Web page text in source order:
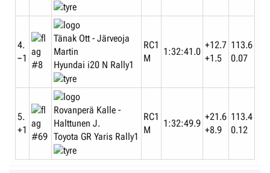
4.
−1
#8
Tänak Ott - Järveoja
Martin
Hyundai i20 N Rally1
RC1
M
1:32:41.0
+12.7
+1.5
113.6
0.07
5.
+1
#69
Rovanperä Kalle -
Halttunen J.
Toyota GR Yaris Rally1
RC1
M
1:32:49.9
+21.6
+8.9
113.4
0.12